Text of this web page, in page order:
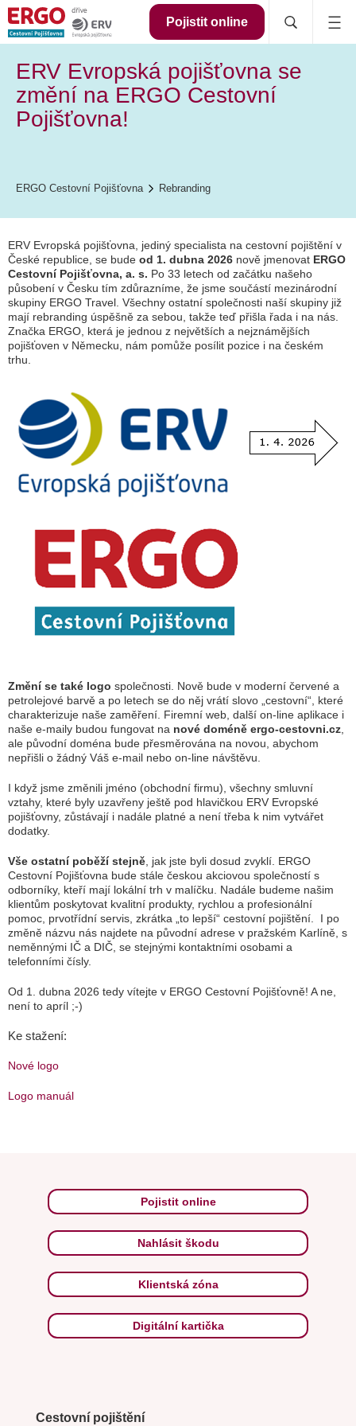
Pojistit online
ERV Evropská pojišťovna se
změní na ERGO Cestovní
Pojišťovna!
ERGO Cestovní Pojišťovna Rebranding
ERV Evropská pojišťovna, jediný specialista na cestovní pojištění v
České republice, se bude od 1. dubna 2026 nově jmenovat ERGO
Cestovní Pojišťovna, a. s. Po 33 letech od začátku našeho
působení v Česku tím zdůrazníme, že jsme součástí mezinárodní
skupiny ERGO Travel. Všechny ostatní společnosti naší skupiny již
mají rebranding úspěšně za sebou, takže teď přišla řada i na nás.
Značka ERGO, která je jednou z největších a nejznámějších
pojišťoven v Německu, nám pomůže posílit pozice i na českém
trhu.
Změní se také logo společnosti. Nově bude v moderní červené a
petrolejové barvě a po letech se do něj vrátí slovo „cestovní“, které
charakterizuje naše zaměření. Firemní web, další on-line aplikace i
naše e-maily budou fungovat na nové doméně ergo-cestovni.cz
ale původní doména bude přesměrována na novou, abychom
nepřišli o žádný Váš e-mail nebo on-line návštěvu.
I když jsme změnili jméno (obchodní firmu), všechny smluvní
vztahy, které byly uzavřeny ještě pod hlavičkou ERV Evropské
pojišťovny, zůstávají i nadále platné a není třeba k nim vytvářet
dodatky.
Vše ostatní poběží stejně , jak jste byli dosud zvyklí. ERGO
Cestovní Pojišťovna bude stále českou akciovou společností s
odborníky, kteří mají lokální trh v malíčku. Nadále budeme našim
klientům poskytovat kvalitní produkty, rychlou a profesionální
pomoc, prvotřídní servis, zkrátka „to lepší“ cestovní pojištění. I po
změně názvu nás najdete na původní adrese v pražském Karlíně, s
neměnnými IČ a DIČ, se stejnými kontaktními osobami a
telefonními čísly.
Od 1. dubna 2026 tedy vítejte v ERGO Cestovní Pojišťovně! A ne,
není to apríl ;-)
Ke stažení:
Nové logo
Logo manuál
Pojistit online
Nahlásit škodu
Klientská zóna
Digitální kartička
Cestovní pojištění